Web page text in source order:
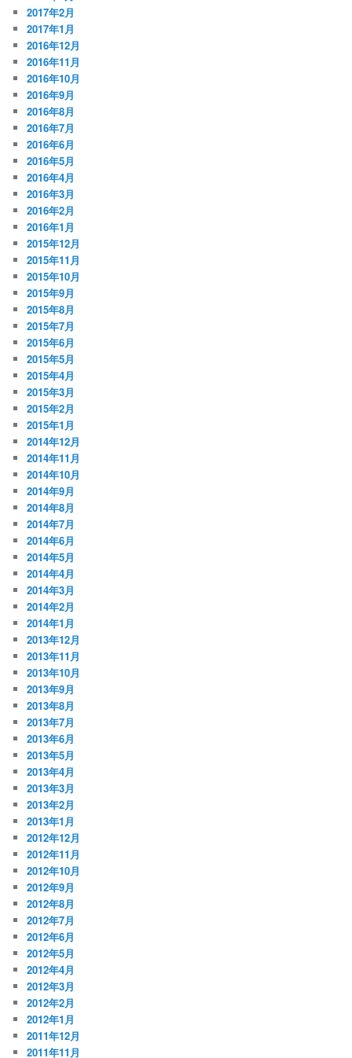
2017年2月
2017年1月
2016年12月
2016年11月
2016年10月
2016年9月
2016年8月
2016年7月
2016年6月
2016年5月
2016年4月
2016年3月
2016年2月
2016年1月
2015年12月
2015年11月
2015年10月
2015年9月
2015年8月
2015年7月
2015年6月
2015年5月
2015年4月
2015年3月
2015年2月
2015年1月
2014年12月
2014年11月
2014年10月
2014年9月
2014年8月
2014年7月
2014年6月
2014年5月
2014年4月
2014年3月
2014年2月
2014年1月
2013年12月
2013年11月
2013年10月
2013年9月
2013年8月
2013年7月
2013年6月
2013年5月
2013年4月
2013年3月
2013年2月
2013年1月
2012年12月
2012年11月
2012年10月
2012年9月
2012年8月
2012年7月
2012年6月
2012年5月
2012年4月
2012年3月
2012年2月
2012年1月
2011年12月
2011年11月